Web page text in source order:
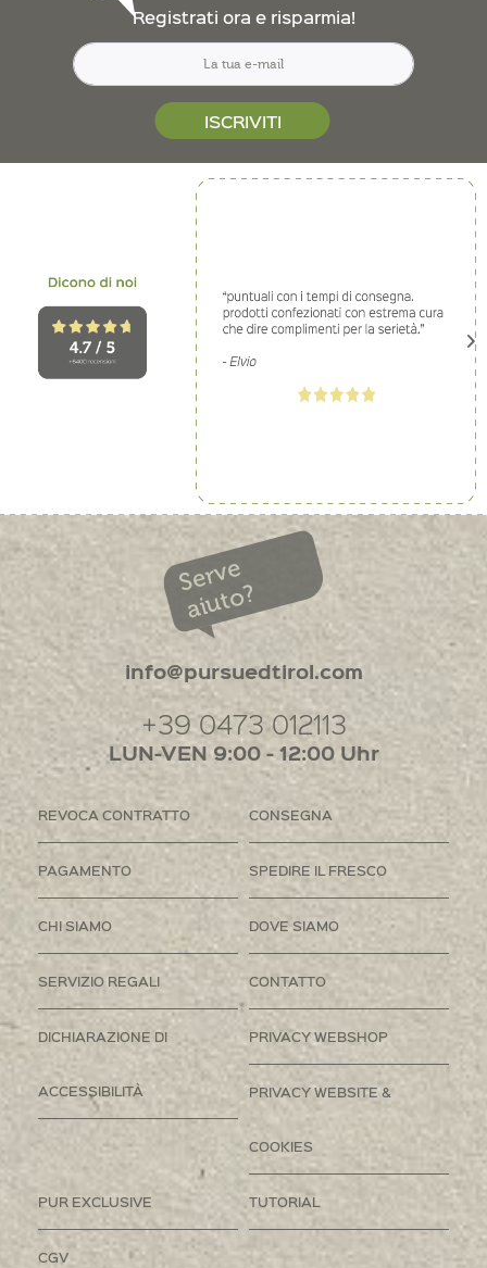
Registrati ora e risparmia!
ISCRIVITI
Serve
aiuto?
info@pursuedtirol.com
+39 0473 012113
LUN-VEN 9:00 - 12:00 Uhr
REVOCA CONTRATTO CONSEGNA
PAGAMENTO SPEDIRE IL FRESCO
CHI SIAMO DOVE SIAMO
SERVIZIO REGALI CONTATTO
DICHIARAZIONE DI
ACCESSIBILITÀ
PRIVACY WEBSHOP
PRIVACY WEBSITE &
COOKIES
PUR EXCLUSIVE TUTORIAL
CGV